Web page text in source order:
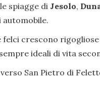
spiagge di Jesolo,
automobile.
felci crescono
ideali di vita
San Pietro di